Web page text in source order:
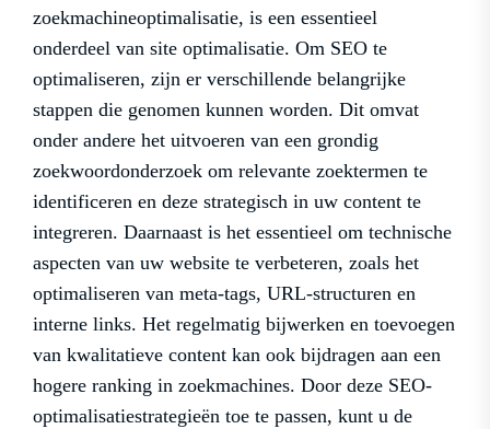
zoekmachineoptimalisatie, is een essentieel
onderdeel van site optimalisatie. Om SEO te
optimaliseren, zijn er verschillende belangrijke
stappen die genomen kunnen worden. Dit omvat
onder andere het uitvoeren van een grondig
zoekwoordonderzoek om relevante zoektermen te
identificeren en deze strategisch in uw content te
integreren. Daarnaast is het essentieel om technische
aspecten van uw website te verbeteren, zoals het
optimaliseren van meta-tags, URL-structuren en
interne links. Het regelmatig bijwerken en toevoegen
van kwalitatieve content kan ook bijdragen aan een
hogere ranking in zoekmachines. Door deze SEO-
optimalisatiestrategieën toe te passen, kunt u de